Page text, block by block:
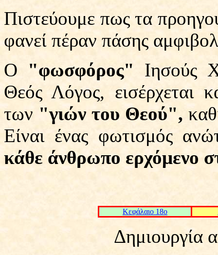
Πιστεύουμε πως τα
φανεί πέραν πάσης
Ο "φωσφόρος" Ιησούς
Θεός Λόγος, εισέρχεται
των "γιών του Θεού",
Είναι ένας φωτισμός
κάθε άνθρωπο ερχόμενο
Kεφάλαιο 18ο
Δημιουργία